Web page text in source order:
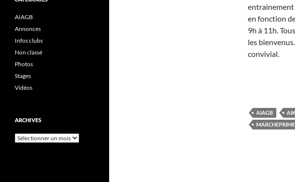
entrainement
en fonction
9h à 11h.
les
convivial.
AIAGB
MARCHEPRIME
AIAGB
Annonces
Infos clubs
Non classé
Photos
Stages
Vidéos
ARCHIVES
Archives